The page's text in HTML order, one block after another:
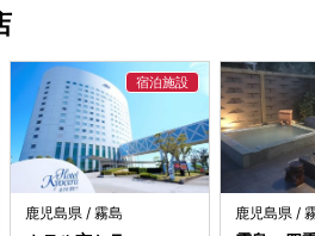
、価格に見合うど
のレベルすら満たしていないと感
待して宿泊する価値はありません。
鹿児島県 / 霧島 鹿児島県 /